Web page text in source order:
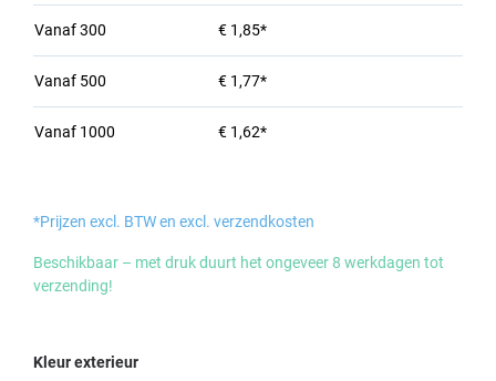
Vanaf300 € 1,85*
Vanaf 500 € 1,77*
Vanaf 1000 € 1,62*
*Prijzen excl. BTW en excl. verzendkosten
Beschikbaar – met druk duurt het ongeveer 8 werkdagen tot
verzending!
Selecteer
Kleur exterieur